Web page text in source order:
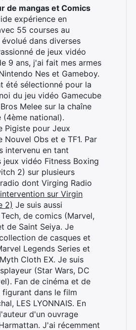
de mangas et Comics
expérience en
55 courses au
dans diverses
de jeux vidéo
9 ans, j'ai fait mes armes
Nes et Gameboy.
été sélectionné pour la
du jeu vidéo Gamecube
Melee sur la chaîne
(4ème national).
Pigiste pour Jeux
Nouvel Obs et e TF1. Par
intervenu en tant
vidéo Fitness Boxing
2) sur plusieurs
dont Virging Radio
sur Virgin
2) Je suis aussi
de comics (Marvel,
de Saint Seiya. Je
de casques et
Legends Series et
Cloth EX. Je suis
(Star Wars, DC
Fan de cinéma et de
figurant dans le film
LES LYONNAIS. En
d'un ouvrage
J'ai récemment